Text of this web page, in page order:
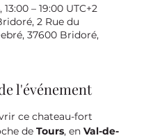
– 19:00 UTC+2
2 Rue du
37600 Bridoré,
l'événement
ce chateau-fort
de Tours, en Val-de-